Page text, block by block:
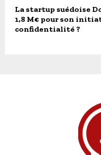
La startup suédoise
1,8 M€ pour son
confidentialité ?